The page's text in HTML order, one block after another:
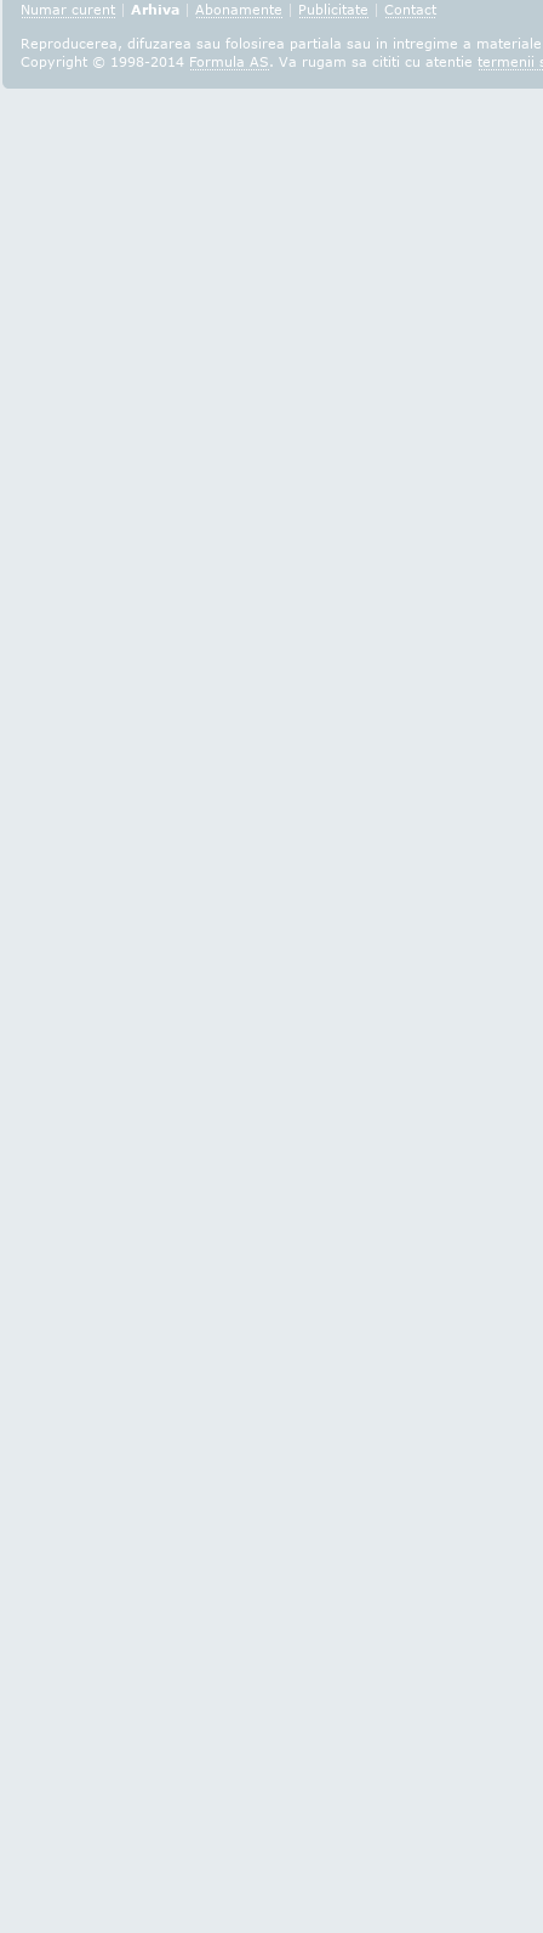
Numar curent | Arhiva | Abonamente | Publicitate | Contact
Reproducerea, difuzarea sau folosirea partiala sau in intregime a
Copyright © 1998-2014 Formula AS. Va rugam sa cititi cu atentie termenii